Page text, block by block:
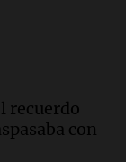
en
de
recuerdo
con